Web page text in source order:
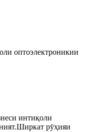
оптоэлектроникии
интиқоли
рӯҳияи